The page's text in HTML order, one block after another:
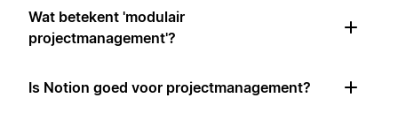
Wat betekent 'modulair
projectmanagement'?
Is Notion goed voor projectmanagement?